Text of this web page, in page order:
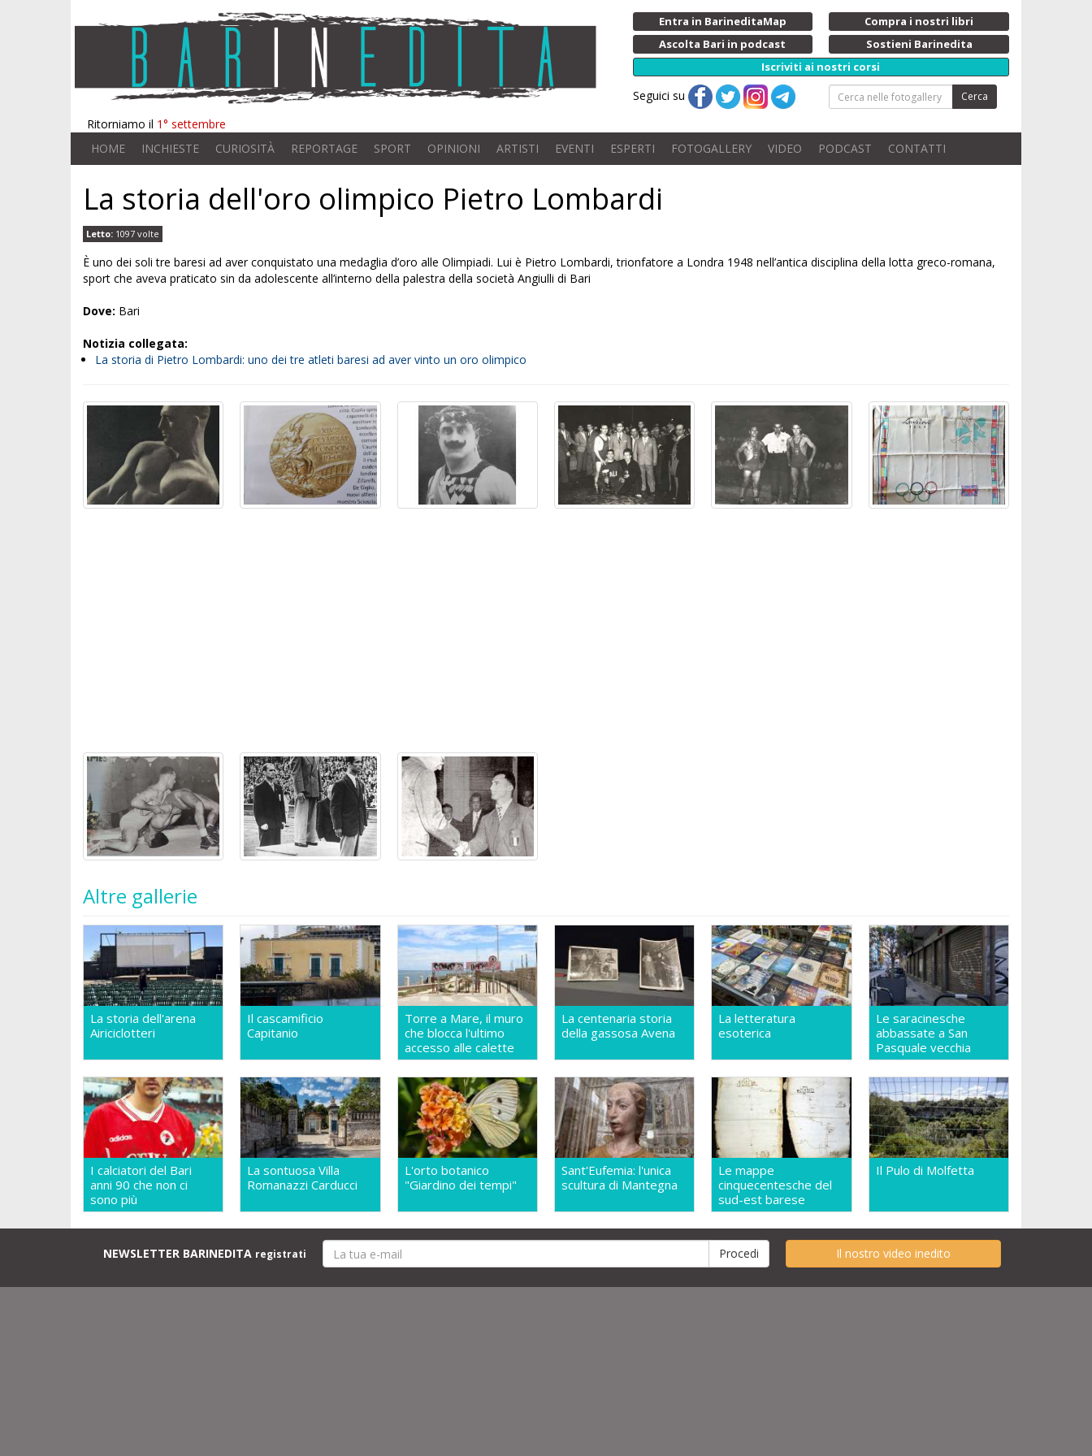
Ritorniamo il 1° settembre
Entra in BarineditaMap
Compra i nostri libri
Ascolta Bari in podcast
Sostieni Barinedita
Iscriviti ai nostri corsi
Seguici su Cerca
HOME INCHIESTE CURIOSITÀ REPORTAGE SPORT OPINIONI ARTISTI EVENTI ESPERTI FOTOGALLERY VIDEO PODCAST CONTATTI
La storia dell'oro olimpico Pietro Lombardi
Letto: 1097 volte
È uno dei soli tre baresi ad aver conquistato una medaglia d’oro alle Olimpiadi. Lui è Pietro Lombardi, trionfatore a Londra 1948 nell’antica disciplina della lotta greco-romana,
sport che aveva praticato sin da adolescente all’interno della palestra della società Angiulli di Bari
Dove: Bari
Notizia collegata:
La storia di Pietro Lombardi: uno dei tre atleti baresi ad aver vinto un oro olimpico
Altre gallerie
La storia dell'arena
Airiciclotteri
Il cascamificio
Capitanio
Torre a Mare, il muro
che blocca l'ultimo
accesso alle calette
La centenaria storia
della gassosa Avena
La letteratura
esoterica
Le saracinesche
abbassate a San
Pasquale vecchia
I calciatori del Bari
anni 90 che non ci
sono più
La sontuosa Villa
Romanazzi Carducci
L'orto botanico
"Giardino dei tempi"
Sant'Eufemia: l'unica
scultura di Mantegna
Le mappe
cinquecentesche del
sud-est barese
Il Pulo di Molfetta
NEWSLETTER BARINEDITA registrati Il nostro video inedito